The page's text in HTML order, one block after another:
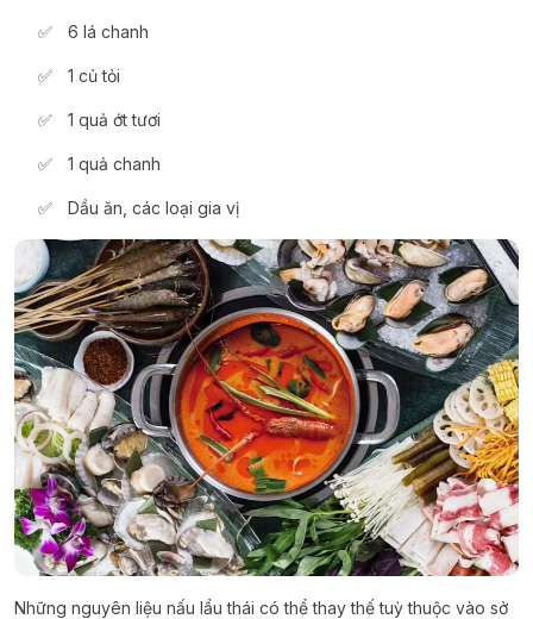
6 lá chanh
1 củ tỏi
1 quả ớt tươi
1 quả chanh
Dầu ăn, các loại gia vị
Những nguyên liệu nấu lẩu thái có thể thay thế tuỳ thuộc vào sở